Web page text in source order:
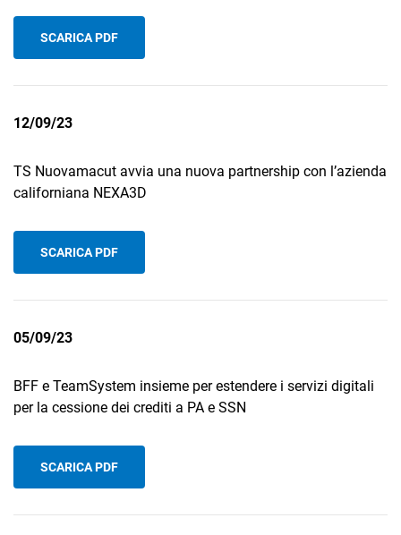
SCARICA PDF
12/09/23
TS Nuovamacut avvia una nuova partnership con l’azienda
californiana NEXA3D
SCARICA PDF
05/09/23
BFF e TeamSystem insieme per estendere i servizi digitali
per la cessione dei crediti a PA e SSN
SCARICA PDF